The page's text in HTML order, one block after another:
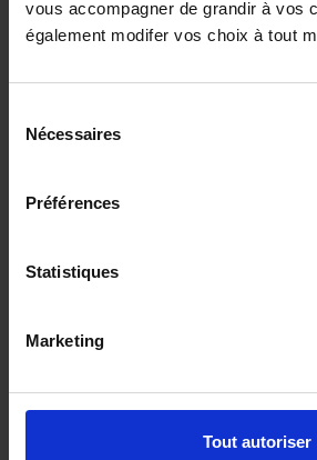
vous accompagner de grandir à vos
également modifer vos choix à tout
Nécessaires
Préférences
Statistiques
Marketing
Tout autoriser
TSI 115 Xcellence avec Garantie
16471 km - 2025 - Essence -
ou à partir de303.47 €/mois